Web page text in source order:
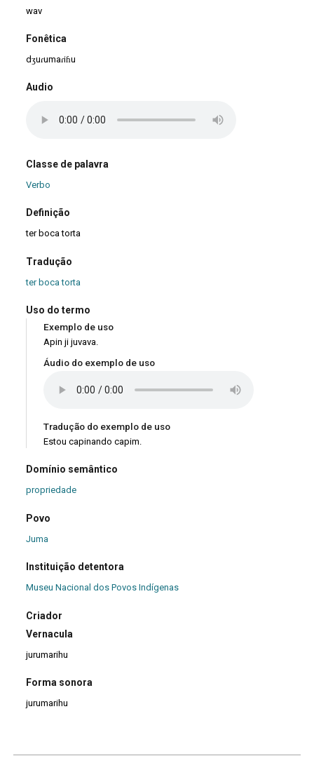
wav
Fonêtica
dʒuɾumaɾiɦu
Audio
Classe de palavra
Verbo
Definição
ter boca torta
Tradução
ter boca torta
Uso do termo
Exemplo de uso
Apin ji juvava.
Áudio do exemplo de uso
Tradução do exemplo de uso
Estou capinando capim.
Domínio semântico
propriedade
Povo
Juma
Instituição detentora
Museu Nacional dos Povos Indígenas
Criador
Vernacula
jurumarihu
Forma sonora
jurumarihu